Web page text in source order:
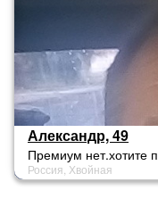
Александр, 49
Премиум нет.хотите
пять три девять ноль
Россия, Хвойная